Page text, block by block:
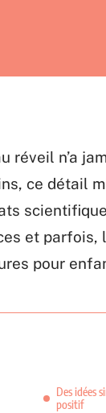
n’a
ce détail
et parfois,
pour
Des idées
positif